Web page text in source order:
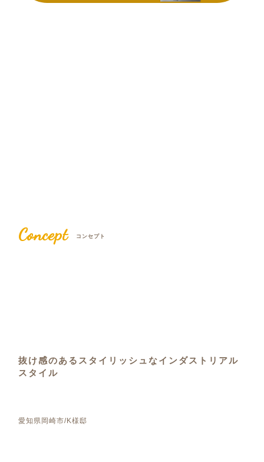
Concept コンセプト
抜け感のあるスタイリッシュなインダストリアル
スタイル
愛知県岡崎市/K様邸